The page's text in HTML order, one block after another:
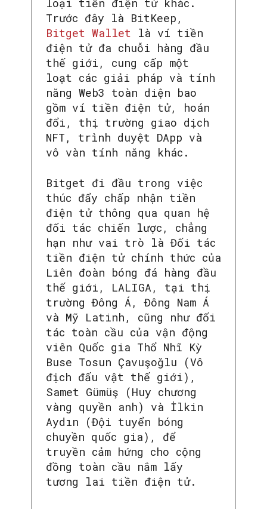
Trước đây là BitKeep,
Bitget Wallet là ví tiền
điện tử đa chuỗi hàng đầu
thế giới, cung cấp một
loạt các giải pháp và tính
năng Web3 toàn diện bao
gồm ví tiền điện tử, hoán
đổi, thị trường giao dịch
NFT, trình duyệt DApp và
vô vàn tính năng khác.
Bitget đi đầu trong việc
thúc đẩy chấp nhận tiền
điện tử thông qua quan hệ
đối tác chiến lược, chẳng
hạn như vai trò là Đối tác
tiền điện tử chính thức của
Liên đoàn bóng đá hàng đầu
thế giới, LALIGA, tại thị
trường Đông Á, Đông Nam Á
và Mỹ Latinh, cũng như đối
tác toàn cầu của vận động
viên Quốc gia Thổ Nhĩ Kỳ
Buse Tosun Çavuşoğlu (Vô
địch đấu vật thế giới),
Samet Gümüş (Huy chương
vàng quyền anh) và İlkin
Aydın (Đội tuyển bóng
chuyền quốc gia), để
truyền cảm hứng cho cộng
đồng toàn cầu nắm lấy
tương lai tiền điện tử.